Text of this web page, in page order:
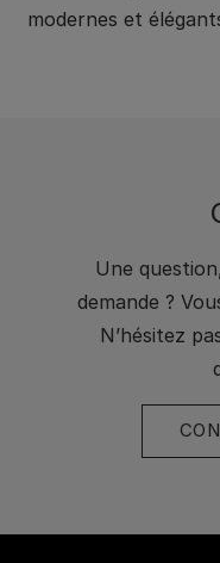
modernes et
Une
demande ?
N’hésitez